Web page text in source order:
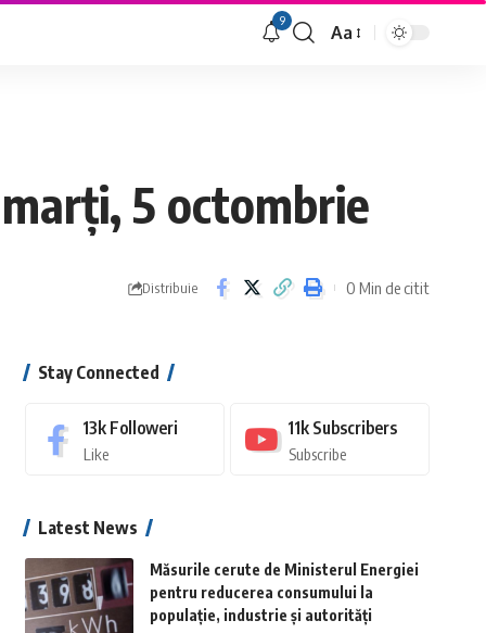
9
Font
Aa
5 octombrie
Distribuie 0 Min de citit
Stay Connected
13k Followeri
Like
11k Subscribers
Subscribe
Latest News
Măsurile cerute de Ministerul Energiei
pentru reducerea consumului la
populație, industrie și autorități